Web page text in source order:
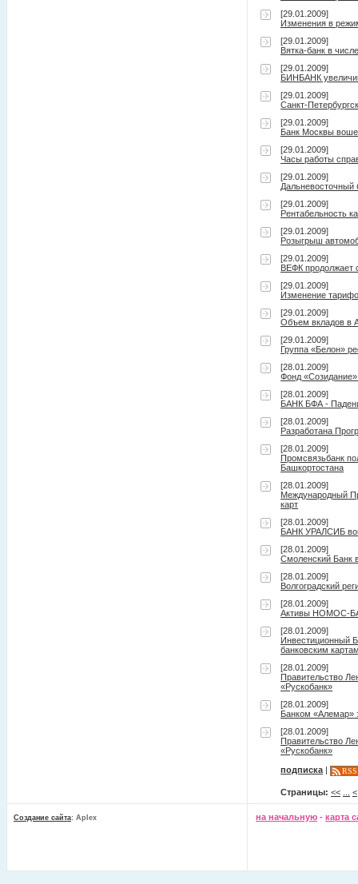
[29.01.2009]
Изменения в
[29.01.2009]
Вятка-банк в
[29.01.2009]
БИНБАНК
[29.01.2009]
Санкт-
[29.01.2009]
Банк Москвы
[29.01.2009]
Часы работы
[29.01.2009]
Дальневосточный
[29.01.2009]
Рентабельность
[29.01.2009]
Розыгрыш
[29.01.2009]
ВЕФК продолжает
[29.01.2009]
Изменение
[29.01.2009]
Объем вкладов в
[29.01.2009]
Группа «Белон»
[28.01.2009]
Фонд
[28.01.2009]
БАНК БФА -
[28.01.2009]
Разработана
[28.01.2009]
Промсвязьбанк
Башкортостана
[28.01.2009]
Международный
карт
[28.01.2009]
БАНК УРАЛСИБ
[28.01.2009]
Смоленский Банк
[28.01.2009]
Волгоградский
[28.01.2009]
Активы НОМОС-
[28.01.2009]
Инвестиционный
банковским
[28.01.2009]
Правительство
«Рускобанк»
[28.01.2009]
Банком «Алемар»
[28.01.2009]
Правительство
«Рускобанк»
подписка | RSS
Страницы: << <
Создание сайта: Aplex на начальную - карта